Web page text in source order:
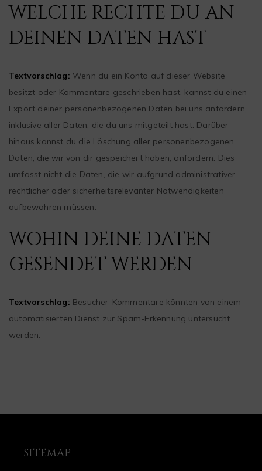
WELCHE RECHTE DU AN
DEINEN DATEN HAST
Textvorschlag: Wenn du ein Konto auf dieser Website
besitzt oder Kommentare geschrieben hast, kannst du einen
Export deiner personenbezogenen Daten bei uns anfordern,
inklusive aller Daten, die du uns mitgeteilt hast. Darüber
hinaus kannst du die Löschung aller personenbezogenen
Daten, die wir von dir gespeichert haben, anfordern. Dies
umfasst nicht die Daten, die wir aufgrund administrativer,
rechtlicher oder sicherheitsrelevanter Notwendigkeiten
aufbewahren müssen.
WOHIN DEINE DATEN
GESENDET WERDEN
Textvorschlag: Besucher-Kommentare könnten von einem
automatisierten Dienst zur Spam-Erkennung untersucht
werden.
SITEMAP